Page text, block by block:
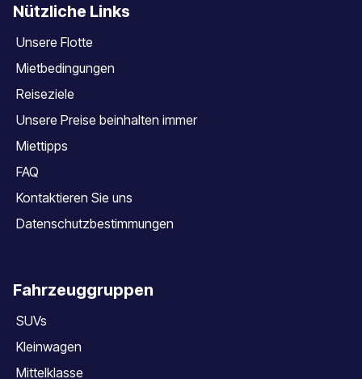
Nützliche Links
Unsere Flotte
Mietbedingungen
Reiseziele
Unsere Preise beinhalten immer
Miettipps
FAQ
Kontaktieren Sie uns
Datenschutzbestimmungen
Fahrzeuggruppen
SUVs
Kleinwagen
Mittelklasse